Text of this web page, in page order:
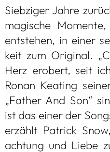
Sieb­zi­ger Jahre
magi­sche
ent­ste­hen, in einer
keit zum Ori­gi­nal.
Herz erobert, seit
Ronan Kea­ting
„Father And Son“
ist das einer der
erzählt Patrick
ach­tung und Liebe